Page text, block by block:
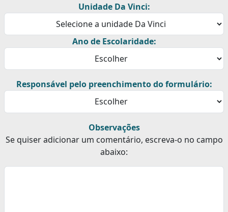
Unidade Da Vinci:
Ano de Escolaridade:
Responsável pelo preenchimento do formulário:
Observações
Se quiser adicionar um comentário, escreva-o no campo
abaixo: